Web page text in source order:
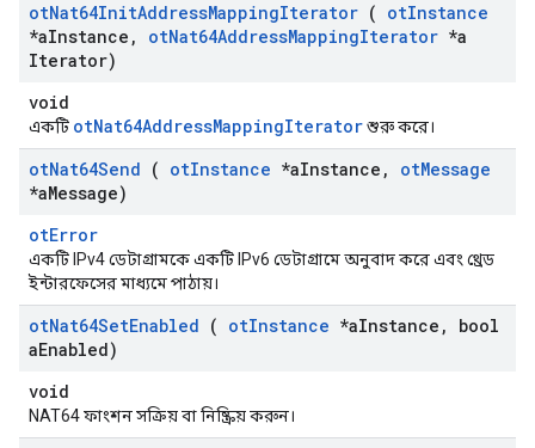
otNat64InitAddressMappingIterator ( otInstance
*aInstance , otNat64AddressMappingIterator *a
Iterator)
void
একটি otNat64AddressMappingIteratorশুরু করে।
otNat64Send ( otInstance *aInstance , otMessage
*aMessage)
otError
একটি IPv4 ডেটাগ্রামকে একটি IPv6 ডেটাগ্রামে অনুবাদ করে এবং থ্রেড
ইন্টারফেসের মাধ্যমে পাঠায়।
otNat64SetEnabled ( otInstance *aInstance ,
bool
aEnabled)
void
NAT64 ফাংশন সক্রিয় বা নিষ্ক্রিয় করুন।